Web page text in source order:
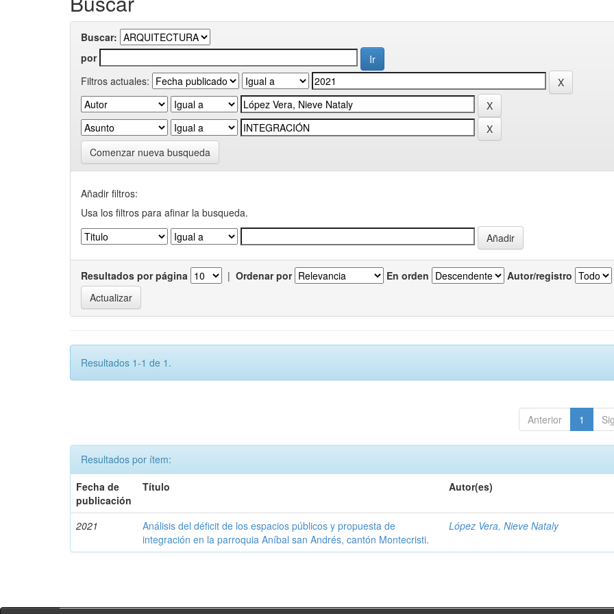
Buscar:
por
Filtros actuales:
Comenzar nueva busqueda
Añadir filtros:
Usa los filtros para afinar la busqueda.
Resultados por página | Ordenar por En orden Autor/registro
Resultados 1-1 de 1.
Anterior 1
Resultados por ítem:
Fecha de
publicación
Título Autor(es)
2021
Análisis del déficit de los espacios públicos y propuesta de
integración en la parroquia Aníbal san Andrés, cantón Montecristi.
López Vera, Nieve Nataly